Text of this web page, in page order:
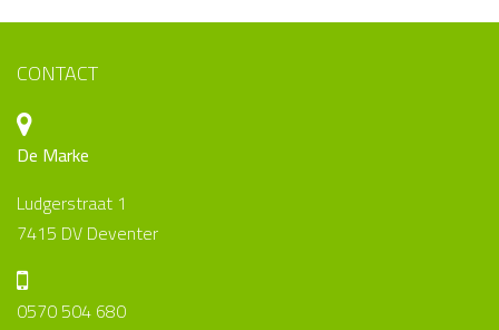
CONTACT
De Marke
Ludgerstraat 1
7415 DV Deventer
0570 504 680